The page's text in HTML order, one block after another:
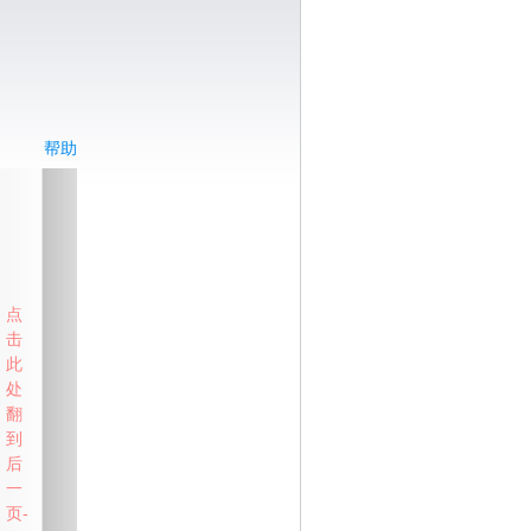
帮助
点
击
此
处
翻
到
后
一
页-